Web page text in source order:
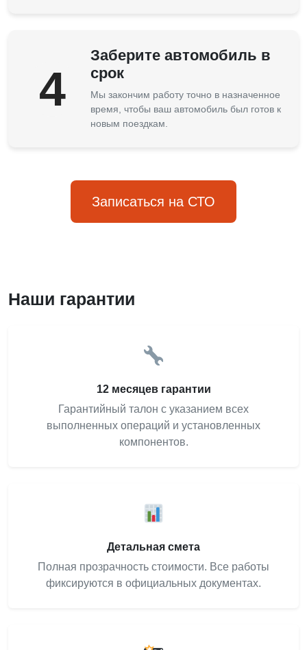
4
Заберите автомобиль в
срок
Мы закончим работу точно в назначенное
время, чтобы ваш автомобиль был готов к
новым поездкам.
Записаться на СТО
Наши гарантии
12 месяцев гарантии
Гарантийный талон с указанием всех
выполненных операций и установленных
компонентов.
Детальная смета
Полная прозрачность стоимости. Все работы
фиксируются в официальных документах.